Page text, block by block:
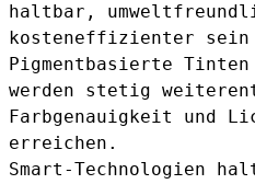
haltbar,
kosteneffizienter
Pigmentbasierte
werden stetig
Farbgenauigkeit und
erreichen.
Smart-Technologien